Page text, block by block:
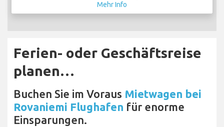
Mehr Info
Ferien- oder Geschäftsreise
planen…
Buchen Sie im Voraus Mietwagen bei
Rovaniemi Flughafen für enorme
Einsparungen.